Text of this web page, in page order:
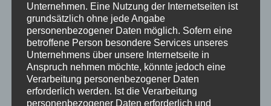
Durchmesser 20
ET 45
Fertigung Flow Forming
Hersteller JR WHEELS
Unternehmen. Eine Nutzung der Internetseiten ist
grundsätzlich ohne jede Angabe
personenbezogener Daten möglich. Sofern eine
betroffene Person besondere Services unseres
Unternehmens über unsere Internetseite in
Anspruch nehmen möchte, könnte jedoch eine
Verarbeitung personenbezogener Daten
erforderlich werden. Ist die Verarbeitung
personenbezogener Daten erforderlich und